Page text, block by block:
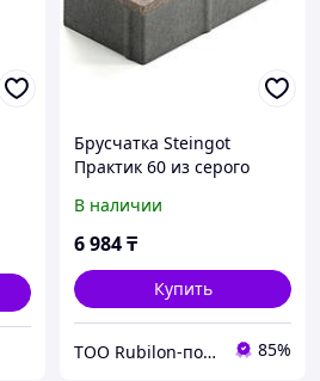
Брусчатка Steingot
Практик 60 из серого
прокрасом
прямоугольник светло-
В наличии
6 984₸
Купить
ТОО Rubilon-поставщик №1 85%